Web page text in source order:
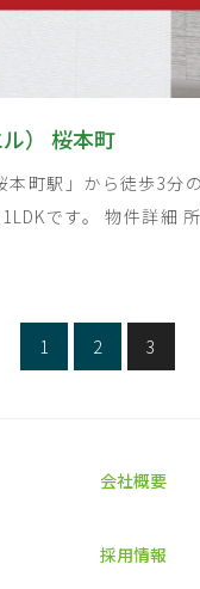
） 桜本町
本町駅」から徒歩3分
です。 物件詳細
1 2 3
会社概要
採用情報